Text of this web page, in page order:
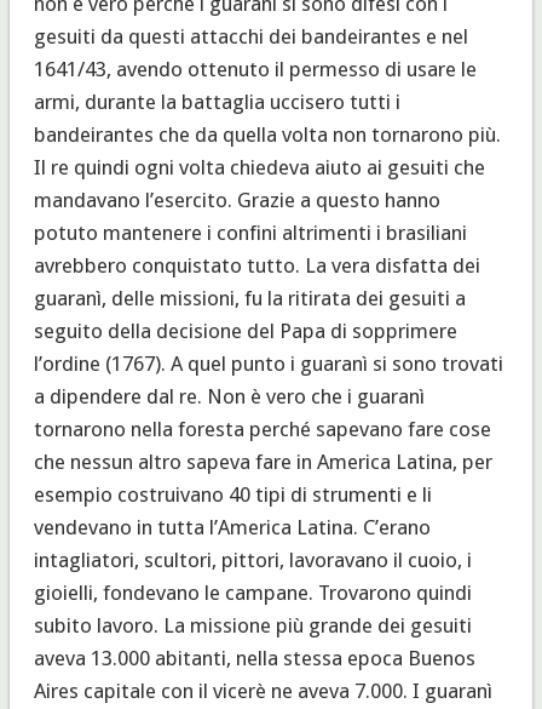
gesuiti da questi attacchi dei bandeirantes e nel
1641/43, avendo ottenuto il permesso di usare le
armi, durante la battaglia uccisero tutti i
bandeirantes che da quella volta non tornarono più.
Il re quindi ogni volta chiedeva aiuto ai gesuiti che
mandavano l’esercito. Grazie a questo hanno
potuto mantenere i confini altrimenti i brasiliani
avrebbero conquistato tutto. La vera disfatta dei
guaranì, delle missioni, fu la ritirata dei gesuiti a
seguito della decisione del Papa di sopprimere
l’ordine (1767). A quel punto i guaranì si sono trovati
a dipendere dal re. Non è vero che i guaranì
tornarono nella foresta perché sapevano fare cose
che nessun altro sapeva fare in America Latina, per
esempio costruivano 40 tipi di strumenti e li
vendevano in tutta l’America Latina. C’erano
intagliatori, scultori, pittori, lavoravano il cuoio, i
gioielli, fondevano le campane. Trovarono quindi
subito lavoro. La missione più grande dei gesuiti
aveva 13.000 abitanti, nella stessa epoca Buenos
Aires capitale con il vicerè ne aveva 7.000. I guaranì